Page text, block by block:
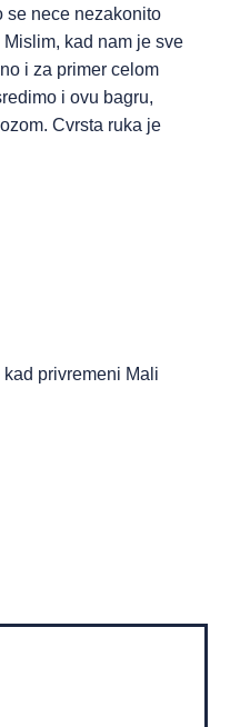
se nece nezakonito
kad nam je sve
i za primer celom
i ovu bagru,
Cvrsta ruka je
privremeni Mali